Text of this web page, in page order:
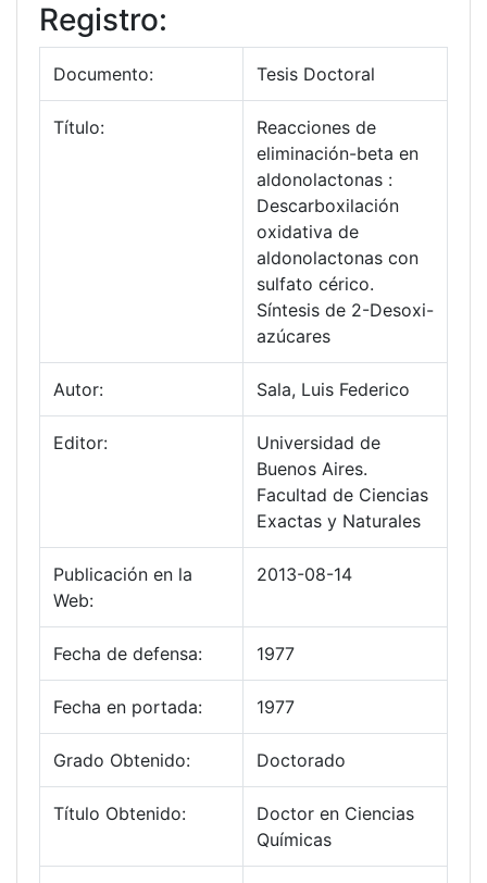
Registro:
Documento: Tesis Doctoral
Título:
Reacciones de
eliminación-beta en
aldonolactonas :
Descarboxilación
oxidativa de
aldonolactonas con
sulfato cérico.
Síntesis de 2-Desoxi-
azúcares
Autor: Sala, Luis Federico
Editor:
Universidad de
Buenos Aires.
Facultad de Ciencias
Exactas y Naturales
Publicación en la
Web:
2013-08-14
Fecha de defensa: 1977
Fecha en portada: 1977
Grado Obtenido: Doctorado
Título Obtenido:
Doctor en Ciencias
Químicas